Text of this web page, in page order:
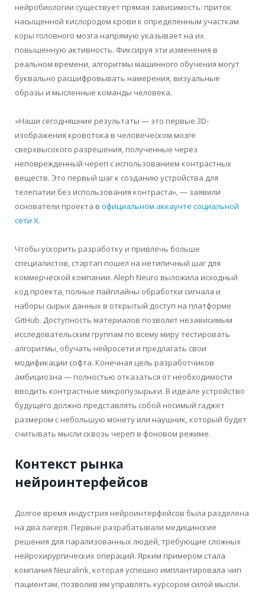
нейробиологии существует прямая зависимость: приток
насыщенной кислородом крови к определенным участкам
коры головного мозга напрямую указывает на их
повышенную активность. Фиксируя эти изменения в
реальном времени, алгоритмы машинного обучения могут
буквально расшифровывать намерения, визуальные
образы и мысленные команды человека.
«Наши сегодняшние результаты — это первые 3D-
изображения кровотока в человеческом мозге
сверхвысокого разрешения, полученные через
неповрежденный череп с использованием контрастных
веществ. Это первый шаг к созданию устройства для
телепатии без использования контраста», — заявили
основатели проекта в официальном аккаунте социальной
сети X.
Чтобы ускорить разработку и привлечь больше
специалистов, стартап пошел на нетипичный шаг для
коммерческой компании. Aleph Neuro выложила исходный
код проекта, полные пайплайны обработки сигнала и
наборы сырых данных в открытый доступ на платформе
GitHub. Доступность материалов позволит независимым
исследовательским группам по всему миру тестировать
алгоритмы, обучать нейросети и предлагать свои
модификации софта. Конечная цель разработчиков
амбициозна — полностью отказаться от необходимости
вводить контрастные микропузырьки. В идеале устройство
будущего должно представлять собой носимый гаджет
размером с небольшую монету или наушник, который будет
считывать мысли сквозь череп в фоновом режиме.
Контекст рынка
нейроинтерфейсов
Долгое время индустрия нейроинтерфейсов была разделена
на два лагеря. Первые разрабатывали медицинские
решения для парализованных людей, требующие сложных
нейрохирургических операций. Ярким примером стала
компания Neuralink, которая успешно имплантировала чип
пациентам, позволив им управлять курсором силой мысли.